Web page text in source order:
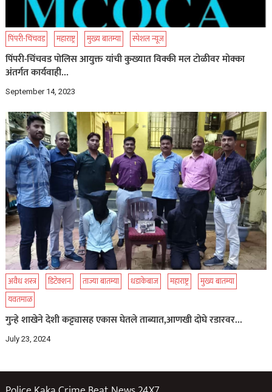
पिंपरी-चिंचवड महाराष्ट्र मुख्य बातम्या स्पेशल न्यूज
पिंपरी-चिंचवड पोलिस आयुक्त यांची कुख्यात विक्की मल टोळीवर मोक्का
अंतर्गत कार्यवाही…
September 14, 2023
अवैध शस्त्र डिटेक्शन ताज्या बातम्या धडाकेबाज महाराष्ट्र
मुख्य बातम्या
यवतमाळ
गुन्हे शाखेने देशी कट्ट्यासह एकास घेतले ताब्यात,आणखी दोघे रडारवर…
July 23, 2024